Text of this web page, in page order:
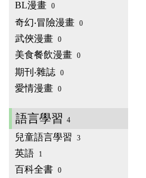
BL漫畫 0
奇幻‧冒險漫畫 0
武俠漫畫 0
美食餐飲漫畫 0
期刊‧雜誌 0
愛情漫畫 0
語言學習 4
兒童語言學習 3
英語 1
百科全書 0